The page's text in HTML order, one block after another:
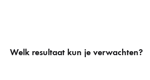
Welk resultaat kun je verwachten?